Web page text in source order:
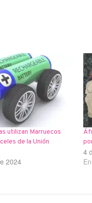
utilizan Marruecos
de la Unión
2024
4